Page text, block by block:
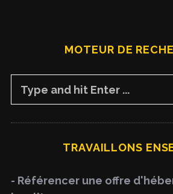
MOTEUR DE
f
TRAVAILLONS
- Référencer une offre